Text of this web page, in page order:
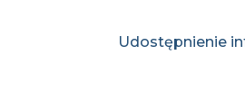
Udostępnienie